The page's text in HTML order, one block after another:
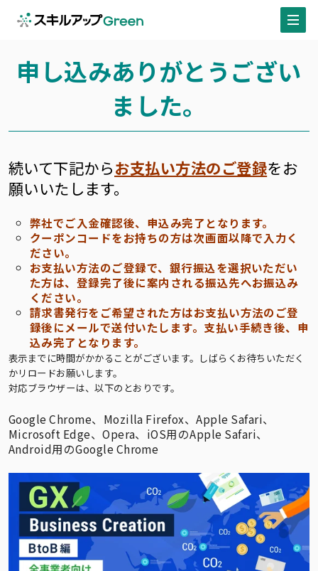
申し込みありがとうござい
ました。
続いて下記からお支払い方法のご登録をお
願いいたします。
弊社でご入金確認後、申込み完了となります。
クーポンコードをお持ちの方は次画面以降で入力く
ださい。
お支払い方法のご登録で、銀行振込を選択いただい
た方は、登録完了後に案内される振込先へお振込み
ください。
請求書発行をご希望された方はお支払い方法のご登
録後にメールで送付いたします。支払い手続き後、申
込み完了となります。
表示までに時間がかかることがございます。しばらくお待ちいただく
かリロードお願いします。
対応ブラウザーは、以下のとおりです。
Google Chrome、Mozilla Firefox、Apple Safari、
Microsoft Edge、Opera、iOS用のApple Safari、
Android用のGoogle Chrome